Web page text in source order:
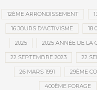
12ÈME ARRONDISSEMENT
16 JOURS D'ACTIVISME 18
2025 2025 ANNÉE DE LA
22 SEPTEMBRE 2023 22
26 MARS 1991 29ÈME
400ÈME FORAGE